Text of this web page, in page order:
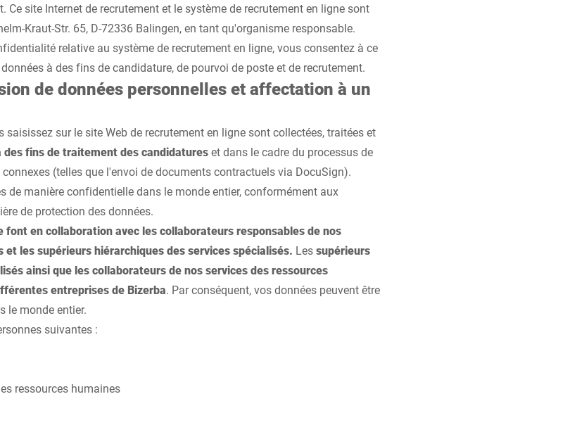
Ce site Internet de recrutement et le système de recrutement en ligne sont
Kraut-Str. 65, D-72336 Balingen, en tant qu'organisme responsable.
relative au système de recrutement en ligne, vous consentez à ce
à des fins de candidature, de pourvoi de poste et de recrutement.
de données personnelles et affectation à un
saisissez sur le site Web de recrutement en ligne sont collectées, traitées et
des fins de traitement des candidatureset dans le cadre du processus de
(telles que l'envoi de documents contractuels via DocuSign).
de manière confidentielle dans le monde entier, conformément aux
de protection des données.
font en collaboration avec les collaborateurs responsables de nos
et les supérieurs hiérarchiques des services spécialisés. Lessupérieurs
ainsi que les collaborateurs de nos services des ressources
entreprises de Bizerba. Par conséquent, vos données peuvent être
le monde entier.
suivantes :
ressources humaines